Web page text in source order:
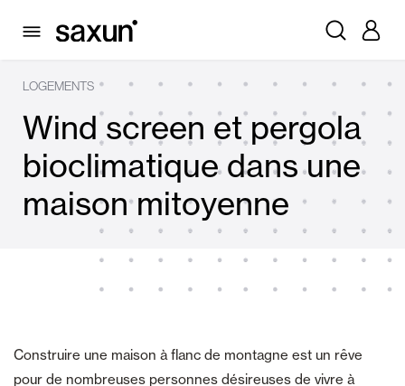
LOGEMENTS
Wind screen et pergola
bioclimatique dans une
maison mitoyenne
Construire une maison à flanc de montagne est un rêve
pour de nombreuses personnes désireuses de vivre à